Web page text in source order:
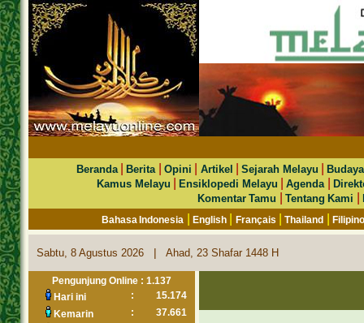
Beranda|Berita Opini Artikel |Sejarah Melayu |
Kamus Melayu
|Ensiklopedi Melayu |Agenda |
Komentar Tamu
|Tentang Kami |
Bahasa Indonesia |English Français |Thailand |
Sabtu, 8 Agustus 2026 | Ahad, 23 Shafar 1448 H
Pengunjung Online : 1.137
Hari ini
:
15.174
Kemarin
:
37.661